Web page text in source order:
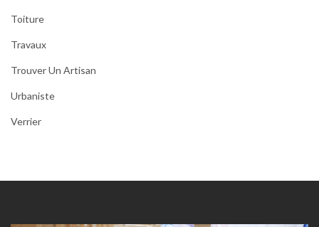
Toiture
Travaux
Trouver Un Artisan
Urbaniste
Verrier